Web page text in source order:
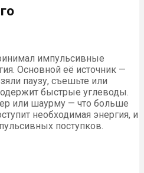
импульсивные
Основной её источник —
паузу, съешьте или
быстрые углеводы.
или шаурму — что больше
необходимая энергия, и
поступков.